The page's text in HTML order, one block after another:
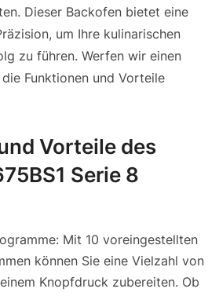
Dieser Backofen bietet eine
um Ihre kulinarischen
zu führen. Werfen wir einen
Funktionen und Vorteile
Vorteile des
Serie 8
Mit 10 voreingestellten
können Sie eine Vielzahl von
Knopfdruck zubereiten. Ob